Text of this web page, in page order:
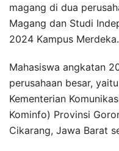
magang di dua
Magang dan Studi
2024 Kampus Merdeka.
Mahasiswa angkatan
perusahaan besar,
Kementerian
Kominfo) Provinsi
Cikarang, Jawa Barat